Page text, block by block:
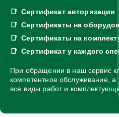
Сертификат авторизации
Сертификаты на
Сертификаты на
Сертификат у каждого
При обращении в наш сервис
компетентное обслуживание,
все виды работ и